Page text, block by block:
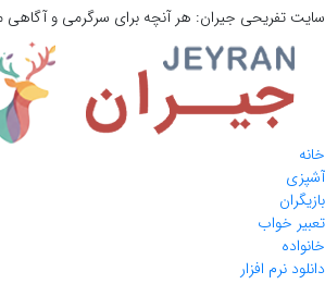
سایت تفریحی جیران: هر آنچه برای سرگرمی و آگاهی
خانه
آشپزی
بازیگران
تعبیر خواب
خانواده
دانلود نرم افزار